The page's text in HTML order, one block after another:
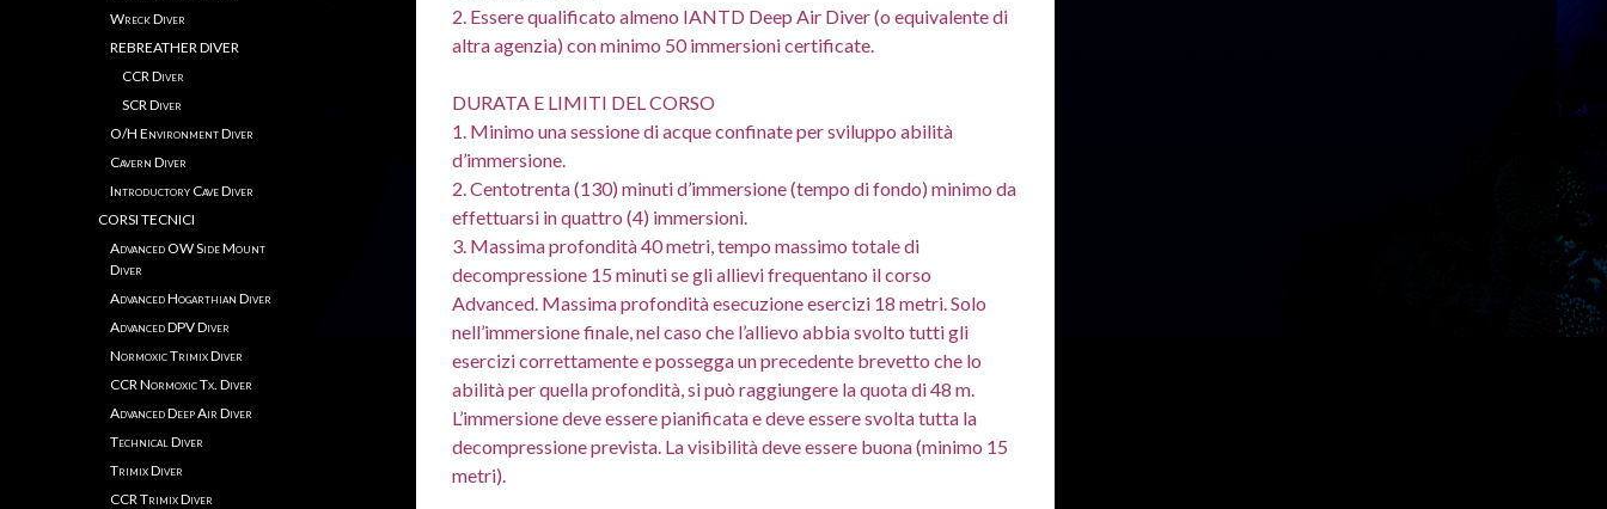
2. Essere qualificato almeno IANTD Deep Air Diver (o equivalente di
altra agenzia) con minimo 50 immersioni certificate.
DURATA E LIMITI DEL CORSO
1. Minimo una sessione di acque confinate per sviluppo abilità
d’immersione.
2. Centotrenta (130) minuti d’immersione (tempo di fondo) minimo da
effettuarsi in quattro (4) immersioni.
3. Massima profondità 40 metri, tempo massimo totale di
decompressione 15 minuti se gli allievi frequentano il corso
Advanced. Massima profondità esecuzione esercizi 18 metri. Solo
nell’immersione finale, nel caso che l’allievo abbia svolto tutti gli
esercizi correttamente e possegga un precedente brevetto che lo
abilità per quella profondità, si può raggiungere la quota di 48 m.
L’immersione deve essere pianificata e deve essere svolta tutta la
decompressione prevista. La visibilità deve essere buona (minimo 15
metri).
Wreck Diver
REBREATHER DIVER
CCR Diver
SCR Diver
O/H Environment Diver
Cavern Diver
Introductory Cave Diver
CORSI TECNICI
Advanced OW Side Mount
Diver
Advanced Hogarthian Diver
Advanced DPV Diver
Normoxic Trimix Diver
CCR Normoxic Tx. Diver
Advanced Deep Air Diver
Technical Diver
Trimix Diver
CCR Trimix Diver